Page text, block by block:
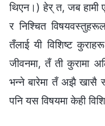
थिएन।) हेर् त, जब हामी
र निश्‍चित
तँलाई यी विशिष्ट
जीवनमा, तँ ती कुरामा
भन्‍ने बारेमा तँ अझै खासै
पनि यस विषयमा केही